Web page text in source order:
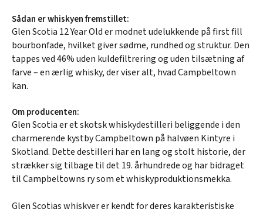
Sådan er whiskyen fremstillet:
Glen Scotia 12 Year Old er modnet udelukkende på first fill
bourbonfade, hvilket giver sødme, rundhed og struktur. Den
tappes ved 46% uden kuldefiltrering og uden tilsætning af
farve – en ærlig whisky, der viser alt, hvad Campbeltown
kan.
Om producenten:
Glen Scotia er et skotsk whiskydestilleri beliggende i den
charmerende kystby Campbeltown på halvøen Kintyre i
Skotland. Dette destilleri har en lang og stolt historie, der
strækker sig tilbage til det 19. århundrede og har bidraget
til Campbeltowns ry som et whiskyproduktionsmekka.
Glen Scotias whiskyer er kendt for deres karakteristiske